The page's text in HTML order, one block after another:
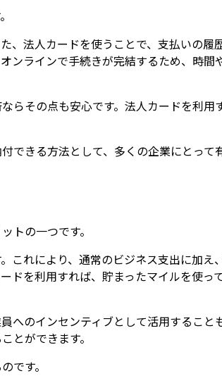
、法人カードを使うことで、支払いの履
ンラインで手続きが完結するため、時間
らその点も安心です。法人カードを利用
できる方法として、多くの企業にとって
トの一つです。
これにより、通常のビジネス支出に加え
ドを利用すれば、貯まったマイルを使っ
へのインセンティブとして活用すること
とができます。
です。